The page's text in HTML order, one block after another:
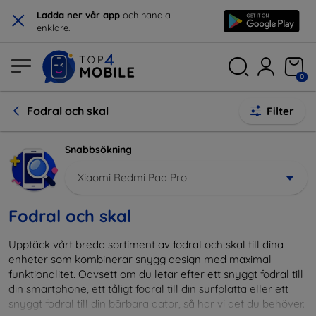
× Ladda ner vår app och handla
enklare.
0
Fodral och skal Filter
Snabbsökning
Xiaomi Redmi Pad Pro
Fodral och skal
Upptäck vårt breda sortiment av fodral och skal till dina
enheter som kombinerar snygg design med maximal
funktionalitet. Oavsett om du letar efter ett snyggt fodral till
din smartphone, ett tåligt fodral till din surfplatta eller ett
snyggt fodral till din bärbara dator, så har vi det du behöver.